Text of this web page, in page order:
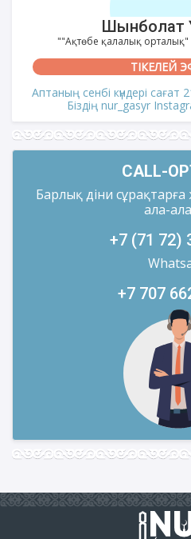
Шынболат
""Ақтөбе қалалық
ТІКЕЛЕЙ
Аптаның сенбі күндері
Біздің nur_gasyr
CALL-
Барлық діни
ала-
+7 (71 72)
+7 707